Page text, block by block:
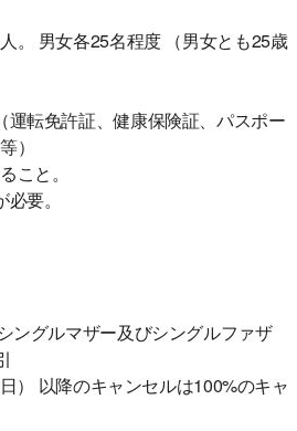
。 男女各25名程度 （男女とも25歳
運転免許証、健康保険証、パスポー
）
こと。
要。
ングルマザー及びシングルファザ
） 以降のキャンセルは100%のキャ